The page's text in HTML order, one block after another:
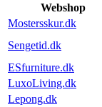
Webshop
Mostersskur.dk
Sengetid.dk
ESfurniture.dk
LuxoLiving.dk
Lepong.dk